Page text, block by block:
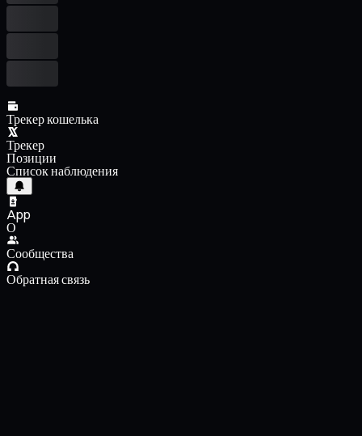
Трекер кошелька
Трекер
Позиции
Список наблюдения
App
О
Сообщества
Обратная связь